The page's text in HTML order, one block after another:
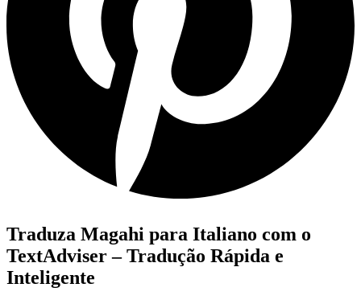
Traduza Magahi para Italiano com o
TextAdviser – Tradução Rápida e
Inteligente